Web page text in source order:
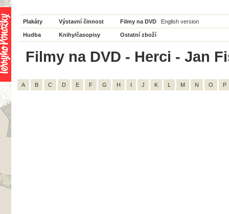
Plakáty Výstavní činnost Filmy na DVD English version
Hudba Knihy/časopisy Ostatní zboží
Filmy na DVD - Herci - Jan
A B C D E F G H I J K L M N O P